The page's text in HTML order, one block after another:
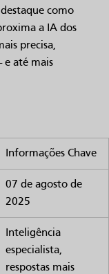
como
a IA dos
precisa,
e até mais
Informações Chave
07 de agosto de
2025
Inteligência
especialista,
respostas mais